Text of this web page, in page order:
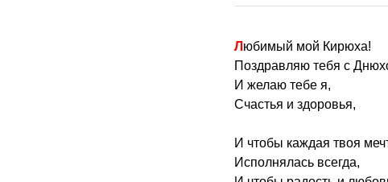
Любимый мой Кирюха!
Поздравляю тебя с
И желаю тебе я,
Счастья и здоровья,
И чтобы каждая твоя
Исполнялась всегда,